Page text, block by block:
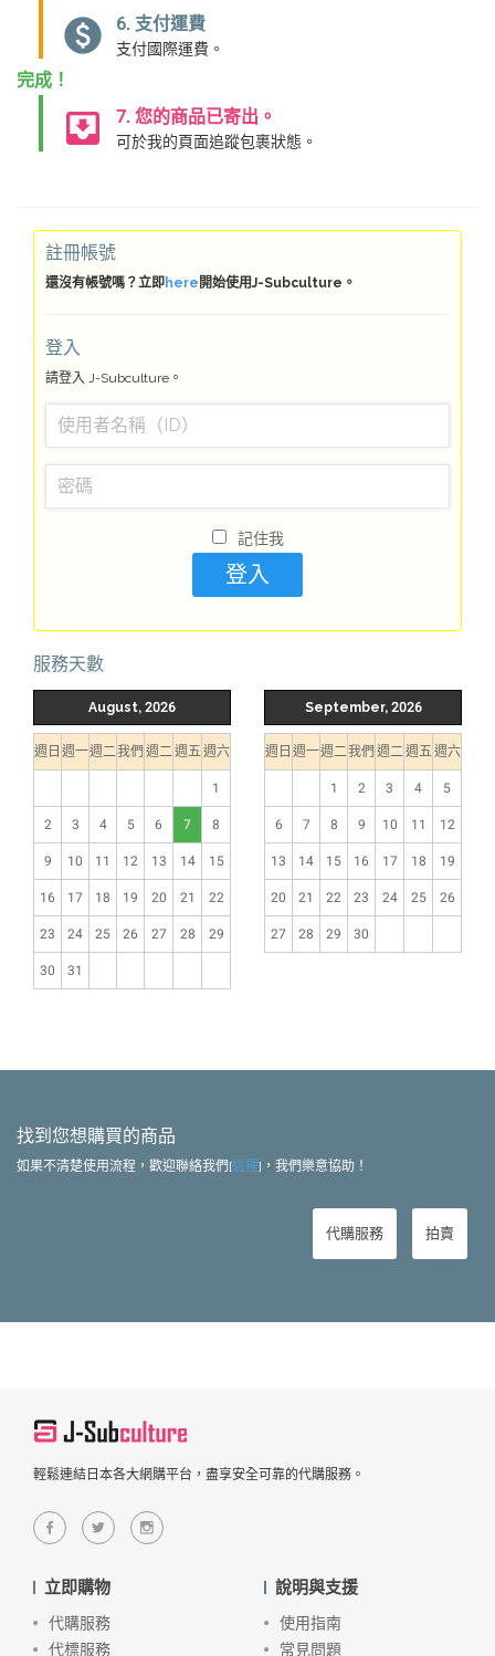
paid 6. 支付運費
支付國際運費。
完成！
move_to_inbox 7. 您的商品已寄出。
可於我的頁面追蹤包裹狀態。
註冊帳號
還沒有帳號嗎？立即here 開始使用J-Subculture。
登入
請登入 J-Subculture。
記住我
服務天數
August, 2026
週日 週一週二我們 週二 週五 週六
1
2 3 4 5 6 7 8
9 10 11 12 13 14 15
16 17 18 19 20 21 22
23 24 25 26 27 28 29
30 31
September, 2026
週日 週一週二我們 週二 週五 週六
1 2 3 4 5
6 7 8 9 10 11 12
13 14 15 16 17 18 19
20 21 22 23 24 25 26
27 28 29 30
找到您想購買的商品
如果不清楚使用流程，歡迎聯絡我們[這裡]，我們樂意協助！
代購服務 拍賣
輕鬆連結日本各大網購平台，盡享安全可靠的代購服務。
立即購物
代購服務
代標服務
說明與支援
使用指南
常見問題